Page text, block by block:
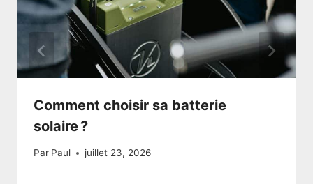
Comment choisir sa batterie
solaire ?
Par Paul juillet 23, 2026